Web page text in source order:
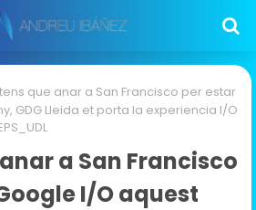
que anar a San Francisco per estar
GDG Lleida et porta la experiencia I/O
a San Francisco
I/O aquest